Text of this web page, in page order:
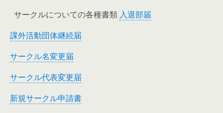
サークルについての各種書類 入退部届
課外活動団体継続届
サークル名変更届
サークル代表変更届
新規サークル申請書